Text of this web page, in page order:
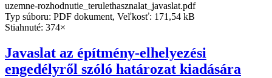
uzemne-rozhodnutie_terulethasznalat_javaslat.pdf
Typ súboru: PDF dokument, Veľkosť: 171,54 kB
Stiahnuté: 374×
Javaslat az építmény-elhelyezési
engedélyről szóló határozat kiadására